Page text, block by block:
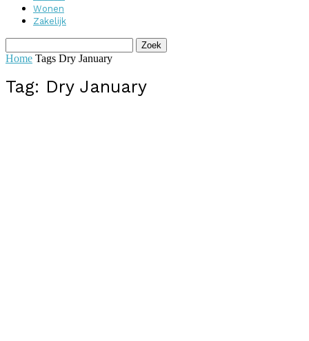
Wonen
Zakelijk
Home Tags Dry January
Tag: Dry January